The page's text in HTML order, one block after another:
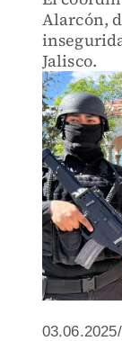
Alarcón,
Jalisco.
03.06.2025/